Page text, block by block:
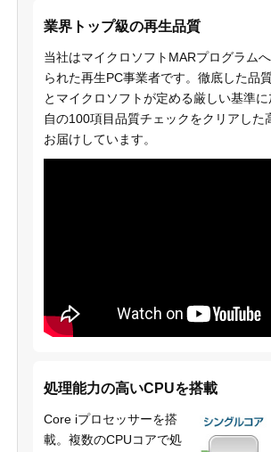
業界トップ級の再生品質
当社はマイクロソフトMARプログラム
られた再生PC事業者です。徹底した品
とマイクロソフトが定める厳しい基準
自の100項目品質チェックをクリアした
お届けしています。
処理能力の高いCPUを搭載
Core iプロセッサーを搭
載。複数のCPUコアで処